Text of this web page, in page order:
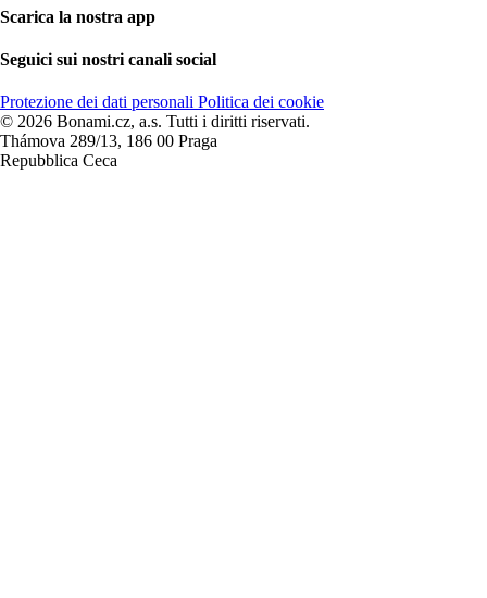
Scarica la nostra app
Seguici sui nostri canali social
Protezione dei dati personali Politica dei cookie
© 2026 Bonami.cz, a.s. Tutti i diritti riservati.
Thámova 289/13, 186 00 Praga
Repubblica Ceca